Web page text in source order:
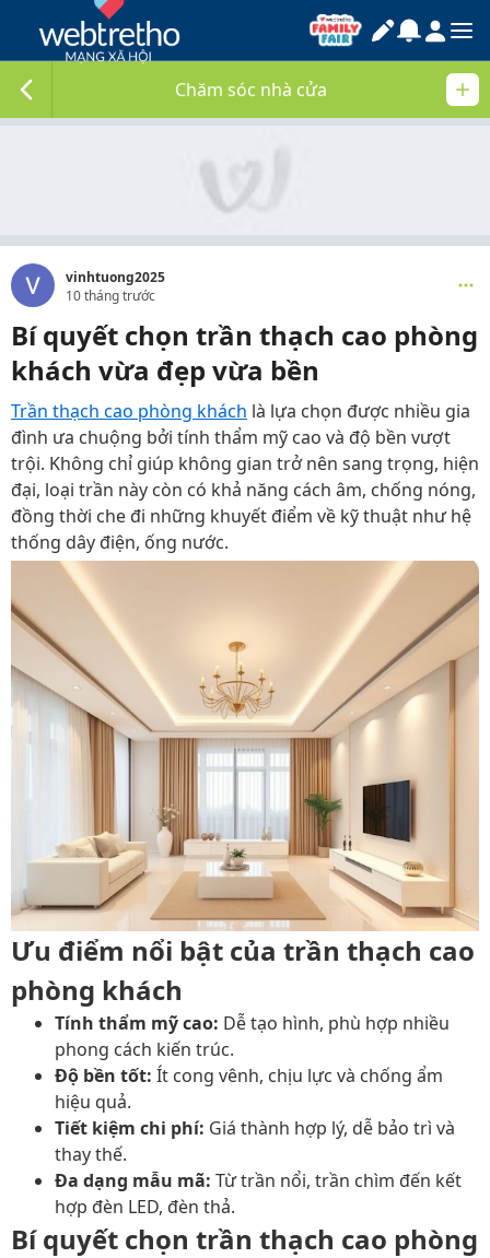
Chăm sóc nhà cửa
vinhtuong2025
10 tháng trước
Bí quyết chọn trần thạch cao phòng
khách vừa đẹp vừa bền
Trần thạch cao phòng khách là lựa chọn được nhiều gia
đình ưa chuộng bởi tính thẩm mỹ cao và độ bền vượt
trội. Không chỉ giúp không gian trở nên sang trọng, hiện
đại, loại trần này còn có khả năng cách âm, chống nóng,
đồng thời che đi những khuyết điểm về kỹ thuật như hệ
thống dây điện, ống nước.
Ưu điểm nổi bật của trần thạch cao
phòng khách
Tính thẩm mỹ cao: Dễ tạo hình, phù hợp nhiều
phong cách kiến trúc.
Độ bền tốt: Ít cong vênh, chịu lực và chống ẩm
hiệu quả.
Tiết kiệm chi phí: Giá thành hợp lý, dễ bảo trì và
thay thế.
Đa dạng mẫu mã: Từ trần nổi, trần chìm đến kết
hợp đèn LED, đèn thả.
Bí quyết chọn trần thạch cao phòng